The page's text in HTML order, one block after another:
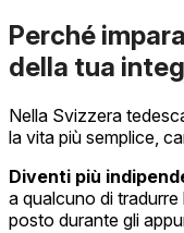
Perché
della tua
Nella Svizzera
la vita più semplice,
Diventi più
a qualcuno di
posto durante gli